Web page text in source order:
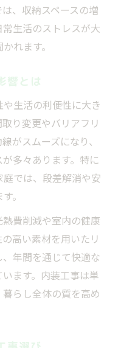
、収納スペースの増
生活のストレスが大
れます。
響とは
生活の利便性に大き
り変更やバリアフリ
がスムーズになり、
多々あります。特に
では、段差解消や安
。
費削減や室内の健康
高い素材を用いたリ
年間を通じて快適な
ます。内装工事は単
らし全体の質を高め